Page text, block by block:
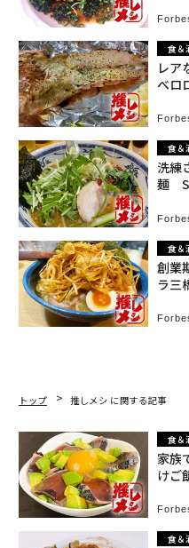
食＆
レア
ベロ
食＆
洗練
麺
食＆
創業
ラ三
トップ 推しメシ に関する記事
食＆
家族
けご
食＆